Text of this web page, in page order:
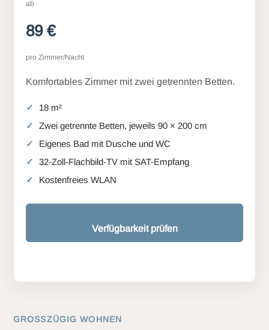
ab
89 €
pro Zimmer/Nacht
Komfortables Zimmer mit zwei getrennten Betten.
18 m²
Zwei getrennte Betten, jeweils 90 × 200 cm
Eigenes Bad mit Dusche und WC
32-Zoll-Flachbild-TV mit SAT-Empfang
Kostenfreies WLAN
Verfügbarkeit prüfen
GROSSZÜGIG WOHNEN